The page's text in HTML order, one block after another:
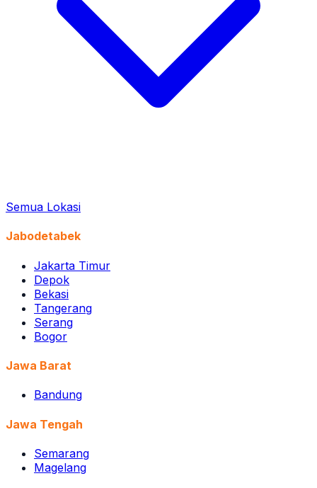
Semua Lokasi
Jabodetabek
Jakarta Timur
Depok
Bekasi
Tangerang
Serang
Bogor
Jawa Barat
Bandung
Jawa Tengah
Semarang
Magelang